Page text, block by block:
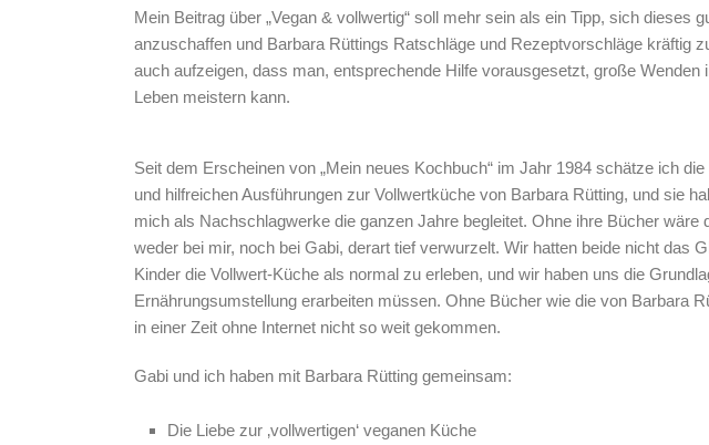
Mein Beitrag über „Vegan & vollwertig“ soll mehr sein als ein Tipp, sich dieses
anzuschaffen und Barbara Rüttings Ratschläge und Rezeptvorschläge kräftig
auch aufzeigen, dass man, entsprechende Hilfe vorausgesetzt, große Wenden
Leben meistern kann.
Seit dem Erscheinen von „Mein neues Kochbuch“ im Jahr 1984 schätze ich
und hilfreichen Ausführungen zur Vollwertküche von Barbara Rütting, und sie
mich als Nachschlagwerke die ganzen Jahre begleitet. Ohne ihre Bücher wäre
weder bei mir, noch bei Gabi, derart tief verwurzelt. Wir hatten beide nicht das
Kinder die Vollwert-Küche als normal zu erleben, und wir haben uns die
Ernährungsumstellung erarbeiten müssen. Ohne Bücher wie die von Barbara
in einer Zeit ohne Internet nicht so weit gekommen.
Gabi und ich haben mit Barbara Rütting gemeinsam:
Die Liebe zur ‚vollwertigen‘ veganen Küche